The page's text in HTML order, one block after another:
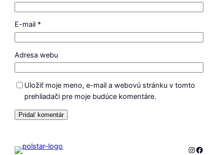
E-mail *
Adresa webu
Uložiť moje meno, e-mail a webovú stránku v tomto
prehliadači pre moje budúce komentáre.